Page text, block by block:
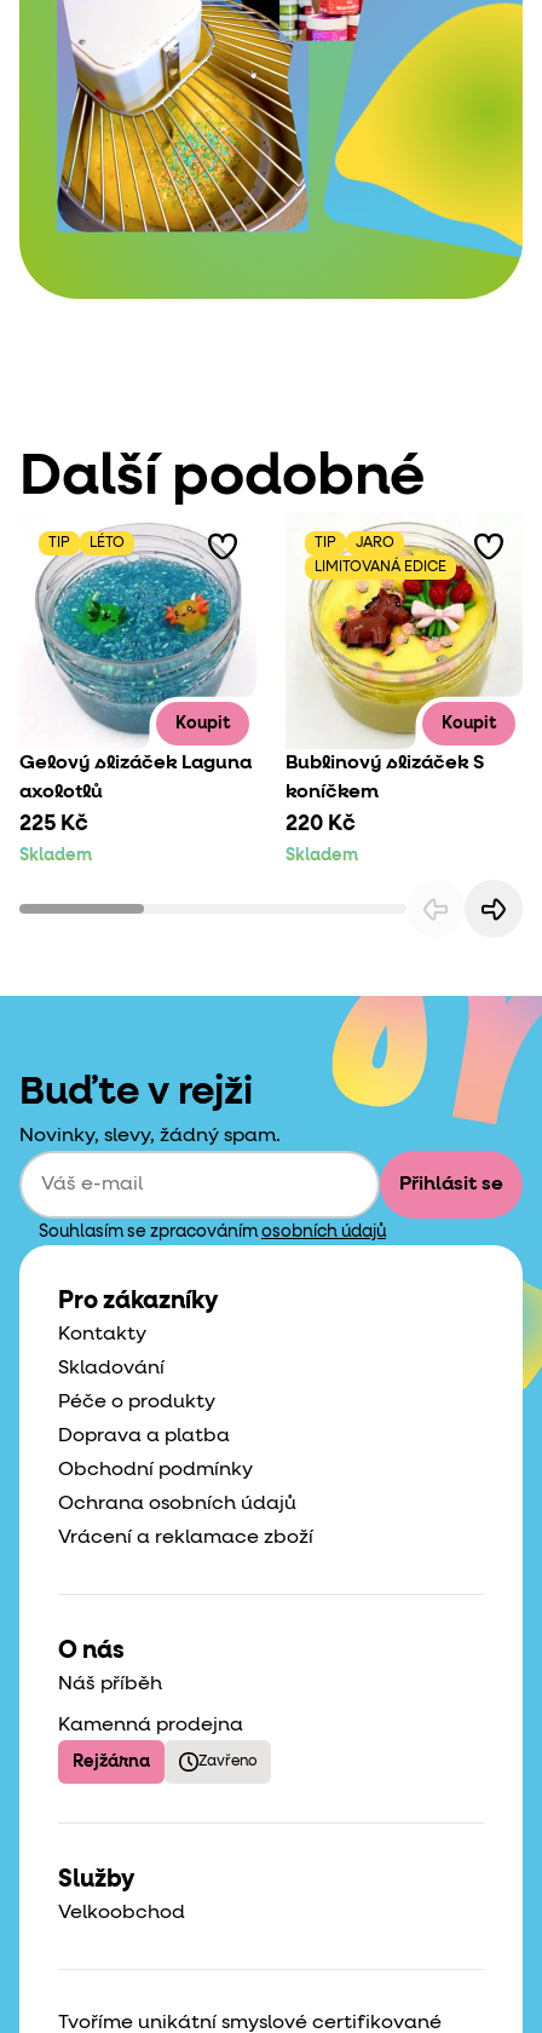
Další podobné
TIP LÉTO
Koupit
Gelový slizáček Laguna
axolotlů
225 Kč
Skladem
TIP
JARO
LIMITOVANÁ EDICE
Koupit
Bublinový slizáček S
koníčkem
220 Kč
Skladem
Buďte v rejži
Novinky, slevy, žádný spam.
Přihlásit se
Souhlasím se zpracováním osobních údajů
Tvoříme unikátní smyslové certifikované
Pro zákazníky
Kontakty
Skladování
Péče o produkty
Doprava a platba
Obchodní podmínky
Ochrana osobních údajů
Vrácení a reklamace zboží
O nás
Náš příběh
Kamenná prodejna
Rejžárna Zavřeno
Služby
Velkoobchod